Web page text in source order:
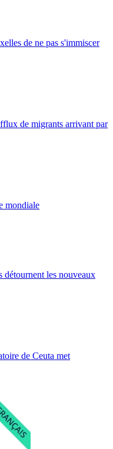
de ne pas s'immiscer
de migrants arrivant par
mondiale
détournent les nouveaux
de Ceuta met